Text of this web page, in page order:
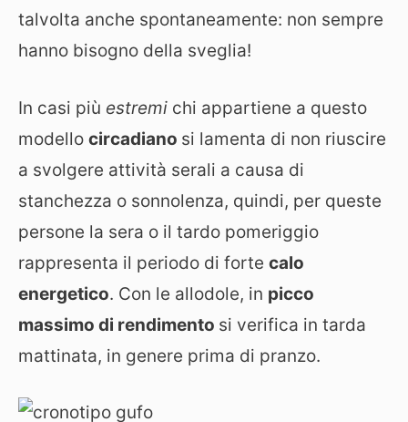
talvolta anche spontaneamente: non sempre
hanno bisogno della sveglia!
In casi più estremi chi appartiene a questo
modello circadiano si lamenta di non riuscire
a svolgere attività serali a causa di
stanchezza o sonnolenza, quindi, per queste
persone la sera o il tardo pomeriggio
rappresenta il periodo di forte calo
energetico. Con le allodole, in picco
massimo di rendimento si verifica in tarda
mattinata, in genere prima di pranzo.